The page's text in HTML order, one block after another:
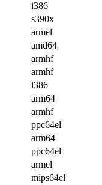
i386
s390x
armel
amd64
armhf
armhf
i386
arm64
armhf
ppc64el
arm64
ppc64el
armel
mips64el